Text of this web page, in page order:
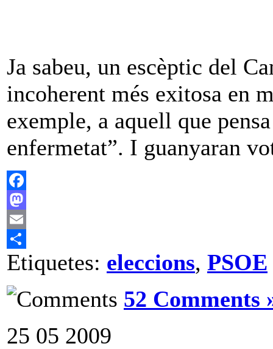
Ja sabeu, un escèptic del
incoherent més exitosa en
exemple, a aquell que
enfermetat”. I guanyaran
Facebook
Mastodon
Email
Comparteix
Etiquetes: eleccions, PSOE
52 Comments
25 05 2009